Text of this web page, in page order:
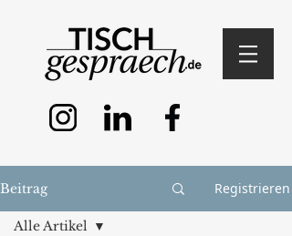
Beitrag Registrieren
Alle Artikel